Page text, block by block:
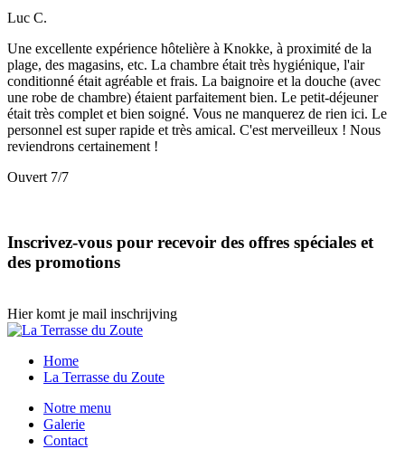
Luc C.
Une excellente expérience hôtelière à Knokke, à proximité de la
plage, des magasins, etc. La chambre était très hygiénique, l'air
conditionné était agréable et frais. La baignoire et la douche (avec
une robe de chambre) étaient parfaitement bien. Le petit-déjeuner
était très complet et bien soigné. Vous ne manquerez de rien ici. Le
personnel est super rapide et très amical. C'est merveilleux ! Nous
reviendrons certainement !
Ouvert 7/7
Inscrivez-vous pour recevoir des offres spéciales et
des promotions
Hier komt je mail inschrijving
Home
La Terrasse du Zoute
Notre menu
Galerie
Contact